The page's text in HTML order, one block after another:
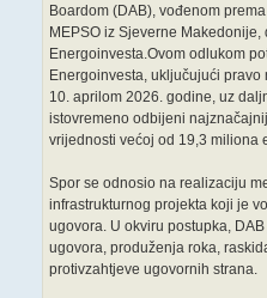
Boardom (DAB), vođenom
MEPSO iz Sjeverne
Energoinvesta.Ovom odlukom
Energoinvesta, uključujući
10. aprilom 2026. godine, uz
istovremeno odbijeni
vrijednosti većoj od 19,3 miliona
Spor se odnosio na realizaciju
infrastrukturnog projekta koji je
ugovora. U okviru postupka,
ugovora, produženja roka,
protivzahtjeve ugovornih strana.